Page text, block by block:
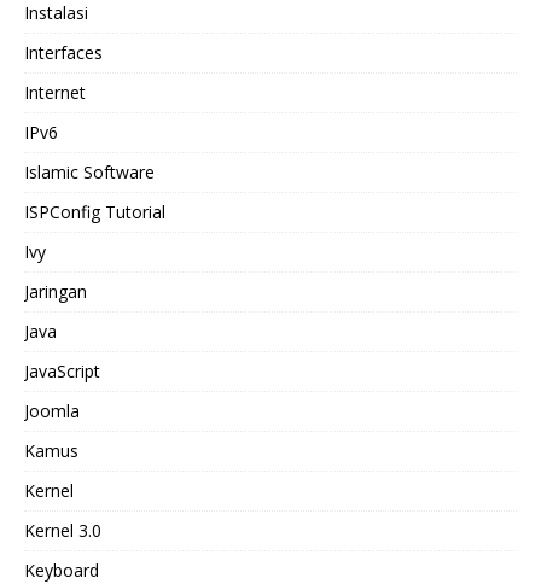
Instalasi
Interfaces
Internet
IPv6
Islamic Software
ISPConfig Tutorial
Ivy
Jaringan
Java
JavaScript
Joomla
Kamus
Kernel
Kernel 3.0
Keyboard